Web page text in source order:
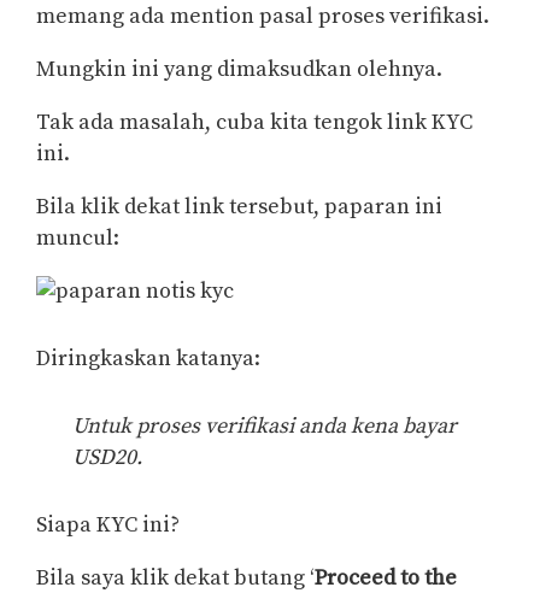
memang ada mention pasal proses verifikasi.
Mungkin ini yang dimaksudkan olehnya.
Tak ada masalah, cuba kita tengok link KYC
ini.
Bila klik dekat link tersebut, paparan ini
muncul:
Diringkaskan katanya:
Untuk proses verifikasi anda kena bayar
USD20.
Siapa KYC ini?
Bila saya klik dekat butang ‘Proceed to the